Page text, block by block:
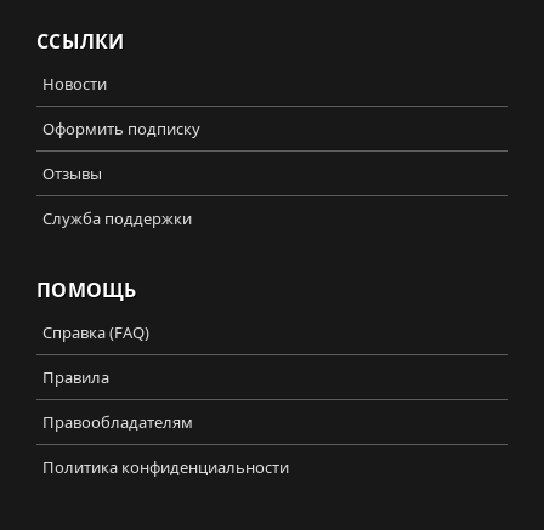
ССЫЛКИ
Новости
Оформить подписку
Отзывы
Служба поддержки
ПОМОЩЬ
Справка (FAQ)
Правила
Правообладателям
Политика конфиденциальности